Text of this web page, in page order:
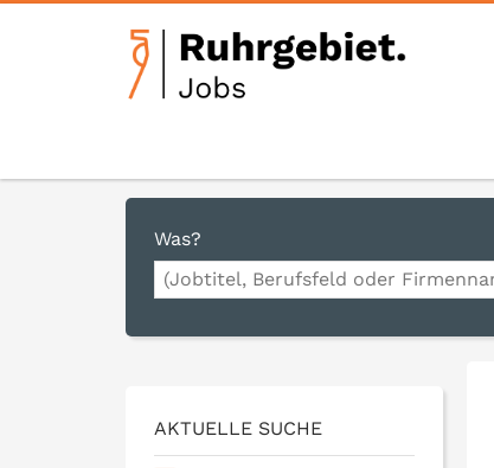
Was?
AKTUELLE SUCHE